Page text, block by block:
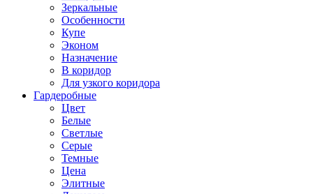
Зеркальные
Особенности
Купе
Эконом
Назначение
В коридор
Для узкого коридора
Гардеробные
Цвет
Белые
Светлые
Серые
Темные
Цена
Элитные